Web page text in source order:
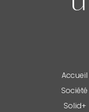
Accueil
Société
Solid+